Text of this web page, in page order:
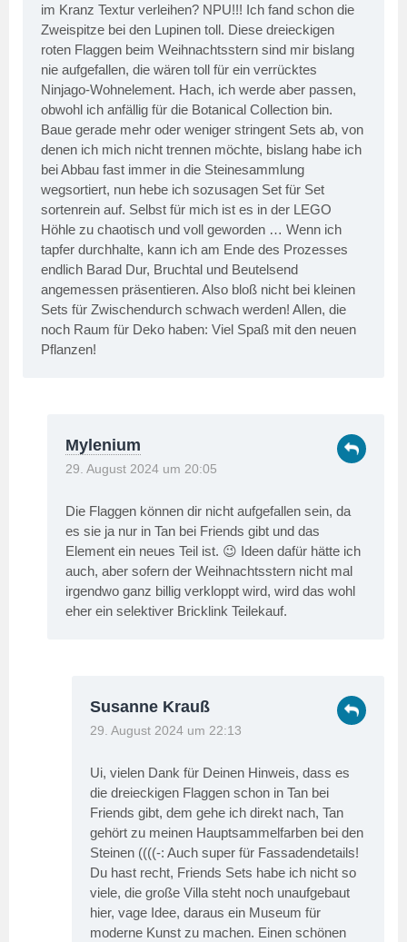
im Kranz Textur verleihen? NPU!!! Ich fand schon die
Zweispitze bei den Lupinen toll. Diese dreieckigen
roten Flaggen beim Weihnachtsstern sind mir bislang
nie aufgefallen, die wären toll für ein verrücktes
Ninjago-Wohnelement. Hach, ich werde aber passen,
obwohl ich anfällig für die Botanical Collection bin.
Baue gerade mehr oder weniger stringent Sets ab, von
denen ich mich nicht trennen möchte, bislang habe ich
bei Abbau fast immer in die Steinesammlung
wegsortiert, nun hebe ich sozusagen Set für Set
sortenrein auf. Selbst für mich ist es in der LEGO
Höhle zu chaotisch und voll geworden … Wenn ich
tapfer durchhalte, kann ich am Ende des Prozesses
endlich Barad Dur, Bruchtal und Beutelsend
angemessen präsentieren. Also bloß nicht bei kleinen
Sets für Zwischendurch schwach werden! Allen, die
noch Raum für Deko haben: Viel Spaß mit den neuen
Pflanzen!
Mylenium
29. August 2024 um 20:05
Die Flaggen können dir nicht aufgefallen sein, da
es sie ja nur in Tan bei Friends gibt und das
Element ein neues Teil ist. 😉 Ideen dafür hätte ich
auch, aber sofern der Weihnachtsstern nicht mal
irgendwo ganz billig verkloppt wird, wird das wohl
eher ein selektiver Bricklink Teilekauf.
Susanne Krauß
29. August 2024 um 22:13
Ui, vielen Dank für Deinen Hinweis, dass es
die dreieckigen Flaggen schon in Tan bei
Friends gibt, dem gehe ich direkt nach, Tan
gehört zu meinen Hauptsammelfarben bei den
Steinen ((((-: Auch super für Fassadendetails!
Du hast recht, Friends Sets habe ich nicht so
viele, die große Villa steht noch unaufgebaut
hier, vage Idee, daraus ein Museum für
moderne Kunst zu machen. Einen schönen